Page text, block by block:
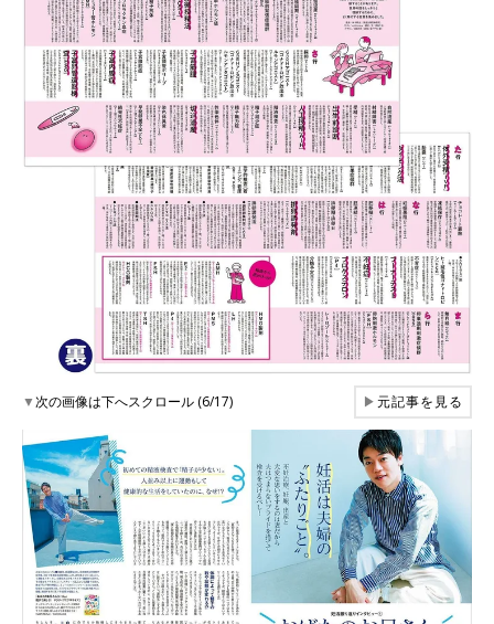
▼次の画像は下へスクロール (6/17) ▶元記事を見る